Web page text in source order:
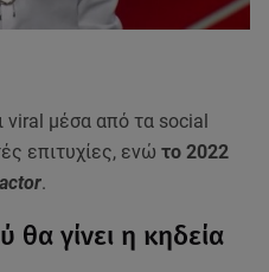
viral μέσα από τα social
επιτυχίες, ενώ το 2022
.
θα γίνει η κηδεία